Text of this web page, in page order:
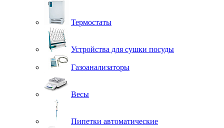
Термостаты
Устройства для сушки посуды
Газоанализаторы
Весы
Пипетки автоматические